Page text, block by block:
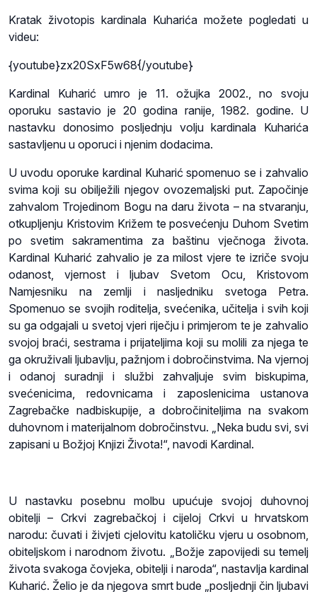
Kratak životopis kardinala Kuharića možete pogledati u
videu:
{youtube}zx20SxF5w68{/youtube}
Kardinal Kuharić umro je 11. ožujka 2002., no svoju
oporuku sastavio je 20 godina ranije, 1982. godine. U
nastavku donosimo posljednju volju kardinala Kuharića
sastavljenu u oporuci i njenim dodacima.
U uvodu oporuke kardinal Kuharić spomenuo se i zahvalio
svima koji su obilježili njegov ovozemaljski put. Započinje
zahvalom Trojedinom Bogu na daru života – na stvaranju,
otkupljenju Kristovim Križem te posvećenju Duhom Svetim
po svetim sakramentima za baštinu vječnoga života.
Kardinal Kuharić zahvalio je za milost vjere te izriče svoju
odanost, vjernost i ljubav Svetom Ocu, Kristovom
Namjesniku na zemlji i nasljedniku svetoga Petra.
Spomenuo se svojih roditelja, svećenika, učitelja i svih koji
su ga odgajali u svetoj vjeri riječju i primjerom te je zahvalio
svojoj braći, sestrama i prijateljima koji su molili za njega te
ga okruživali ljubavlju, pažnjom i dobročinstvima. Na vjernoj
i odanoj suradnji i službi zahvaljuje svim biskupima,
svećenicima, redovnicama i zaposlenicima ustanova
Zagrebačke nadbiskupije, a dobročiniteljima na svakom
duhovnom i materijalnom dobročinstvu. „Neka budu svi, svi
zapisani u Božjoj Knjizi Života!“, navodi Kardinal.
U nastavku posebnu molbu upućuje svojoj duhovnoj
obitelji – Crkvi zagrebačkoj i cijeloj Crkvi u hrvatskom
narodu: čuvati i živjeti cjelovitu katoličku vjeru u osobnom,
obiteljskom i narodnom životu. „Božje zapovijedi su temelj
života svakoga čovjeka, obitelji i naroda“, nastavlja kardinal
Kuharić. Želio je da njegova smrt bude „posljednji čin ljubavi